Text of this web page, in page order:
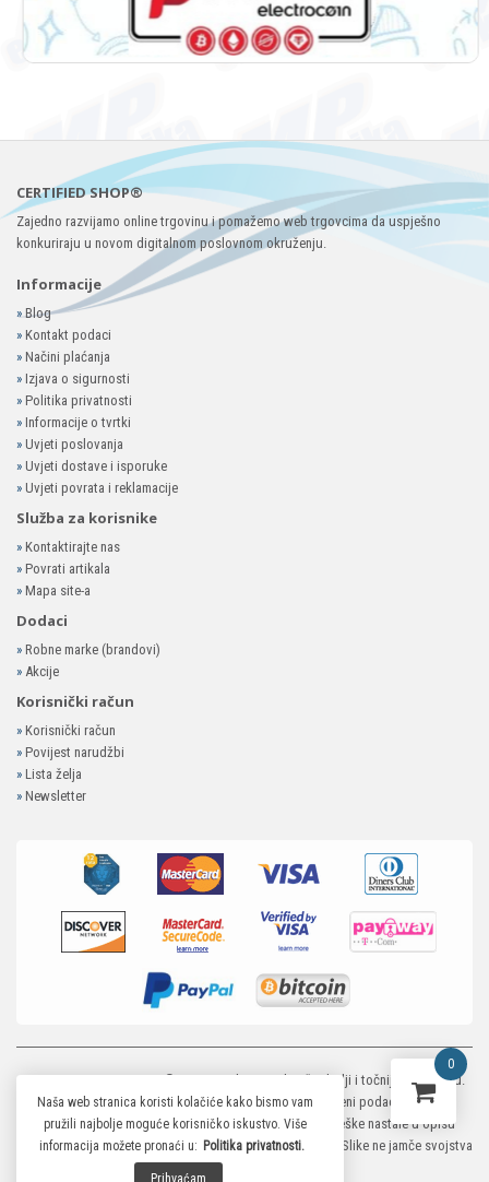
CERTIFIED SHOP®
Zajedno razvijamo online trgovinu i pomažemo web trgovcima da uspješno
konkuriraju u novom digitalnom poslovnom okruženju.
Informacije
»Blog
» Kontakt podaci
» Načini plaćanja
» Izjava o sigurnosti
» Politika privatnosti
» Informacije o tvrtki
» Uvjeti poslovanja
» Uvjeti dostave i isporuke
» Uvjeti povrata i reklamacije
Služba za korisnike
» Kontaktirajte nas
» Povrati artikala
» Mapa site-a
Dodaci
» Robne marke (brandovi)
» Akcije
Korisnički račun
» Korisnički račun
» Povijest narudžbi
» Lista želja
» Newsletter
MP-ELEKTRONIKA SHOP© 2026. Trudimo se dati što bolji i točniji opis i sliku.
Unatoč tome, ne možemo garantirati da su svi navedeni podaci i slike u
potpunosti točni. Ne odgovaramo za eventualne pogreške nastale u opisu
proizvoda, greške prilikom štampanja te promjene cijena. Slike ne jamče svojstva
proizvoda.
0
Naša web stranica koristi kolačiće kako bismo vam
pružili najbolje moguće korisničko iskustvo. Više
informacija možete pronaći u: Politika privatnosti.
Prihvaćam